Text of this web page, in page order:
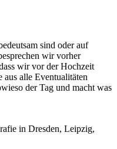
sind oder auf
wir vorher
wir vor der Hochzeit
aus alle Eventualitäten
der Tag und macht was
in Dresden, Leipzig,